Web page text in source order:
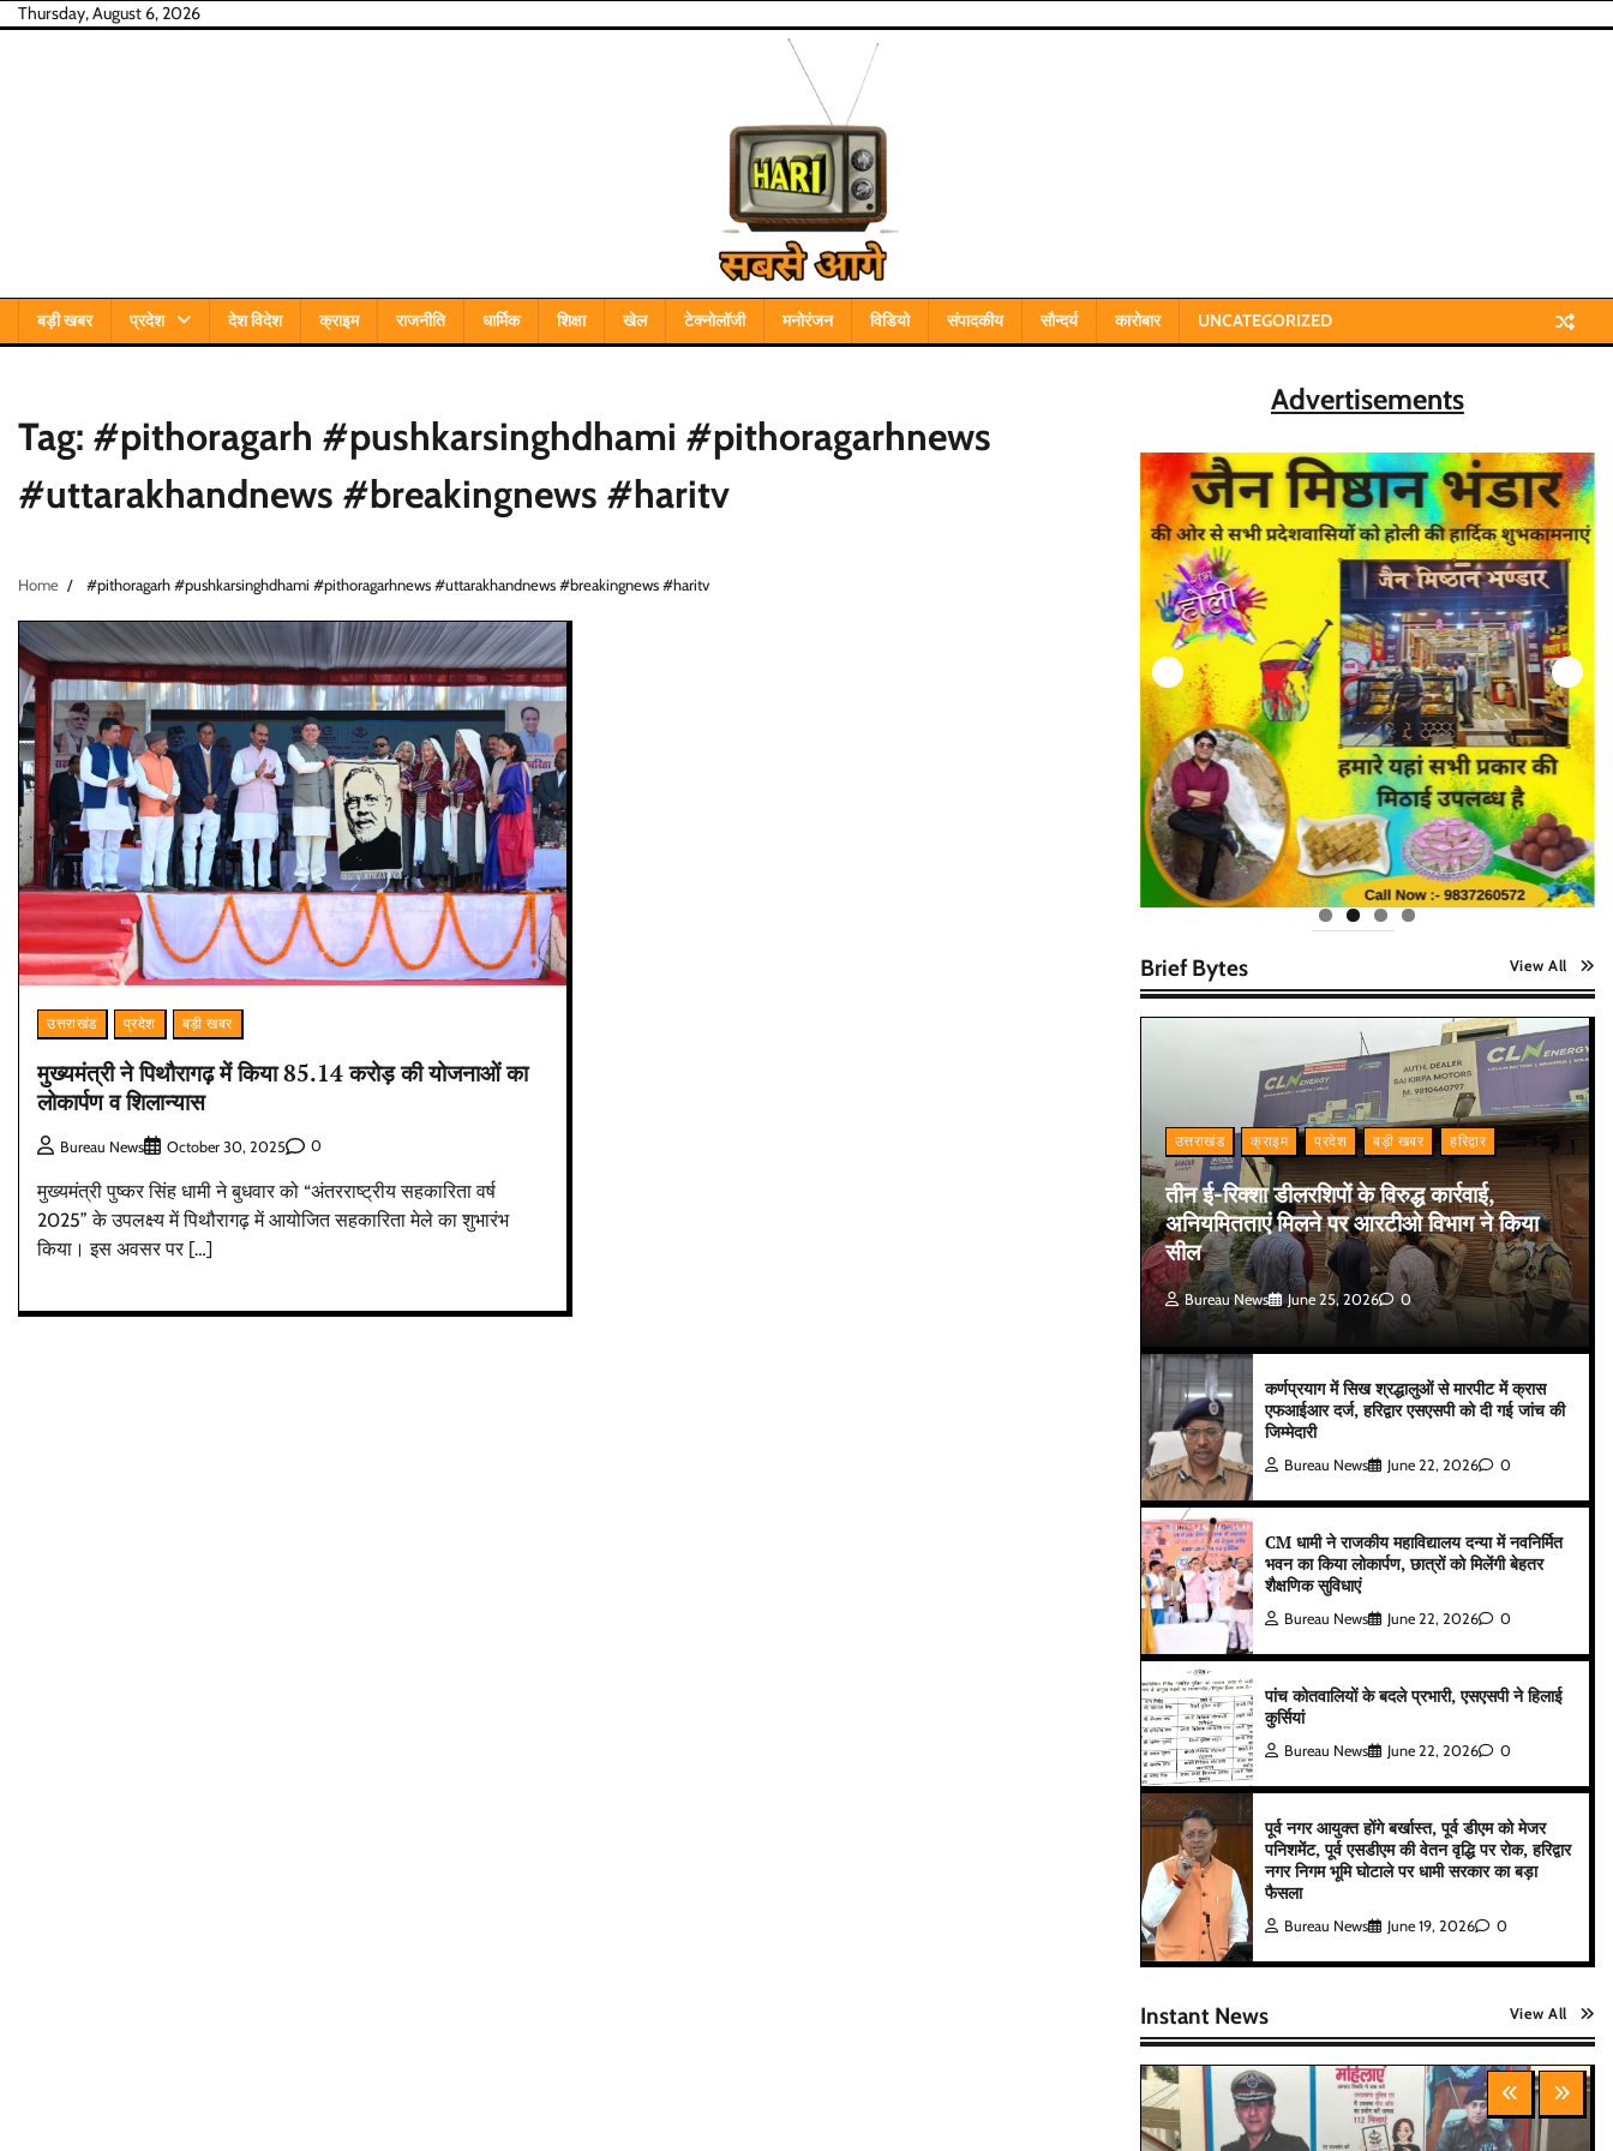
SkipThursday, August 6, 2026
बड़ी खबर प्रदेश देश विदेश क्राइम राजनीति धार्मिक शिक्षा खेल टेक्नोलॉजी मनोरंजन विडियो संपादकीय सौन्दर्य कारोबार UNCATEGORIZED
Tag: #pithoragarh #pushkarsinghdhami #pithoragarhnews
#uttarakhandnews #breakingnews #haritv
Home #pithoragarh #pushkarsinghdhami #pithoragarhnews #uttarakhandnews #breakingnews #haritv
उत्तराखंड प्रदेश बड़ी खबर
मुख्यमंत्री ने पिथौरागढ़ में किया 85.14 करोड़ की योजनाओं का
लोकार्पण व शिलान्यास
Bureau News October 30, 2025 0
मुख्यमंत्री पुष्कर सिंह धामी ने बुधवार को “अंतरराष्ट्रीय सहकारिता वर्ष
2025” के उपलक्ष्य में पिथौरागढ़ में आयोजित सहकारिता मेले का शुभारंभ
किया। इस अवसर पर […]
Advertisements
Brief Bytes View All
उत्तराखंड क्राइम प्रदेश बड़ी खबर हरिद्वार
तीन ई-रिक्शा डीलरशिपों के विरुद्ध कार्रवाई,
अनियमितताएं मिलने पर आरटीओ विभाग ने किया
सील
Bureau News June 25, 2026 0
कर्णप्रयाग में सिख श्रद्धालुओं से मारपीट में क्रास
एफआईआर दर्ज, हरिद्वार एसएसपी को दी गई जांच की
जिम्मेदारी
Bureau News June 22, 2026 0
CM धामी ने राजकीय महाविद्यालय दन्या में नवनिर्मित
भवन का किया लोकार्पण, छात्रों को मिलेंगी बेहतर
शैक्षणिक सुविधाएं
Bureau News June 22, 2026 0
पांच कोतवालियों के बदले प्रभारी, एसएसपी ने हिलाई
कुर्सियां
Bureau News June 22, 2026 0
पूर्व नगर आयुक्त होंगे बर्खास्त, पूर्व डीएम को मेजर
पनिशमेंट, पूर्व एसडीएम की वेतन वृद्धि पर रोक, हरिद्वार
नगर निगम भूमि घोटाले पर धामी सरकार का बड़ा
फैसला
Bureau News June 19, 2026 0
Instant News View All